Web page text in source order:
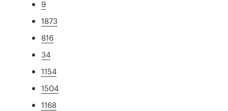
9
1873
816
34
1154
1504
1168